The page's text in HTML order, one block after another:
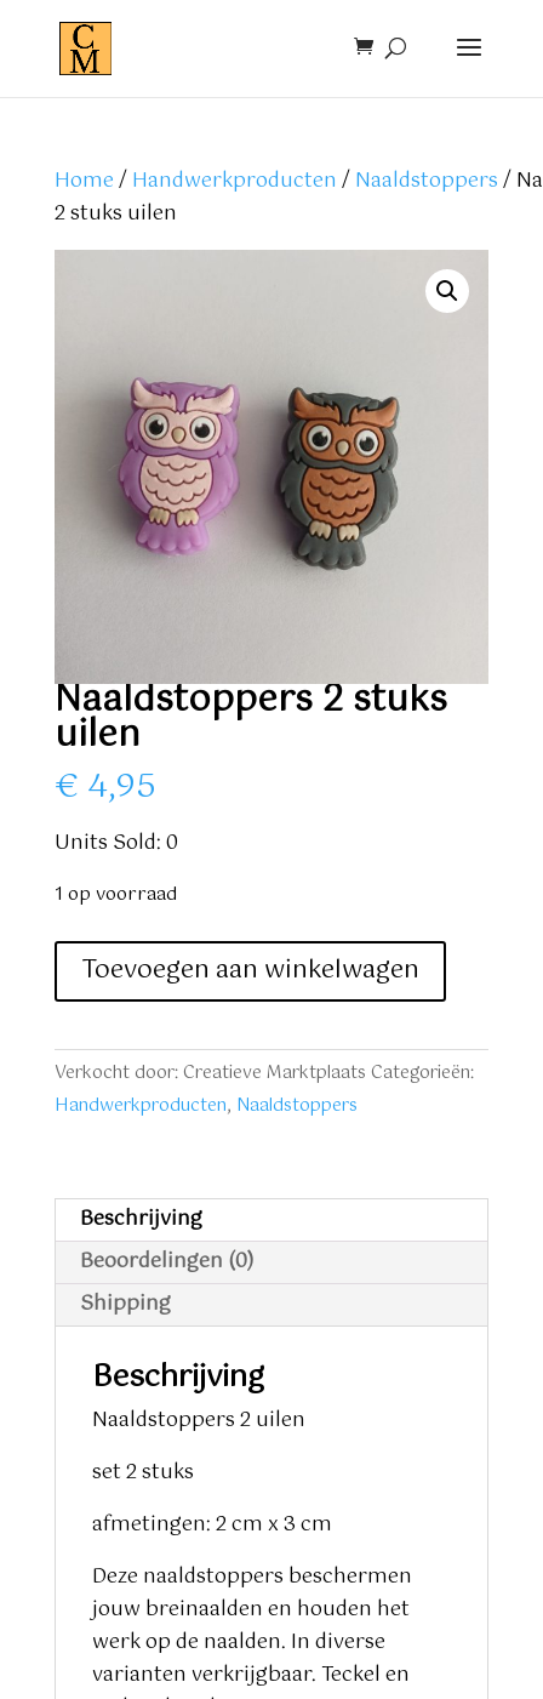
Home/Handwerkproducten /Naaldstoppers/
2 stuks uilen
Naaldstoppers 2 stuks
uilen
€ 4,95
Units Sold: 0
1 op voorraad
Naaldstoppers
uilen
aantal
Toevoegen aan winkelwagen
Verkocht door: Creatieve Marktplaats Categorieën:
Handwerkproducten, Naaldstoppers
Beschrijving
Beoordelingen (0)
Shipping
Beschrijving
Naaldstoppers 2 uilen
set 2 stuks
afmetingen: 2 cm x 3 cm
Deze naaldstoppers beschermen
jouw breinaalden en houden het
werk op de naalden. In diverse
varianten verkrijgbaar. Teckel en